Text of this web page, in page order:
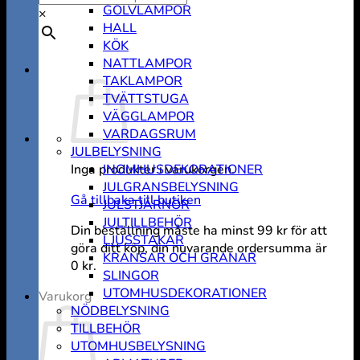
×
Inga produkter i varukorgen.
Gå tillbaka till butiken
Din beställning måste ha minst99 krför att
göra ditt köp, din nuvarande ordersumma är
0 kr.
Varukorg
GOLVLAMPOR
HALL
KÖK
NATTLAMPOR
TAKLAMPOR
TVÄTTSTUGA
VÄGGLAMPOR
VARDAGSRUM
JULBELYSNING
INOMHUSDEKORATIONER
JULGRANSBELYSNING
JULSTJÄRNOR
JULTILLBEHÖR
LJUSSTAKAR
KRANSAR OCH GRANAR
SLINGOR
UTOMHUSDEKORATIONER
NÖDBELYSNING
TILLBEHÖR
UTOMHUSBELYSNING